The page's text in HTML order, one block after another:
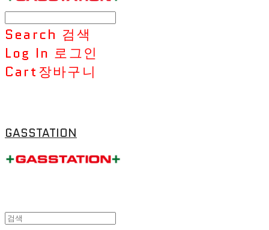
Search 검색
Log In 로그인
Cart장바구니
GASSTATION